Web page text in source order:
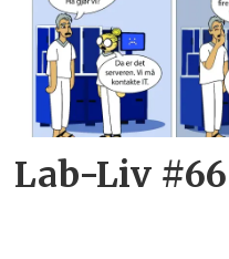
Lab-Liv #66